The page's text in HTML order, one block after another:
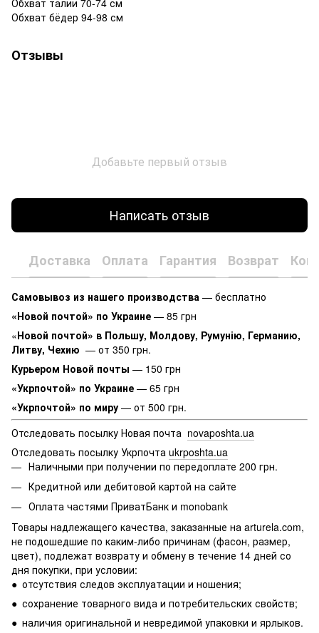
Обхват бёдер 94-98 см
Отзывы
Добавьте первый отзыв
Написать отзыв
Доставка Оплата Гарантия Возврат
Самовывоз из нашего производства — бесплатно
«Новой почтой» по Украине — 85 грн
«Новой почтой» в Польшу, Молдову, Румунію, Германию,
Литву, Чехию — от 350 грн.
Курьером Новой почты — 150 грн
«Укрпочтой» по Украине — 65 грн
«Укрпочтой» по миру — от 500 грн.
Отследовать посылку Новая почта novaposhta.ua
Отследовать посылку Укрпочта ukrposhta.ua
Наличными при получении по передоплате 200 грн.
Кредитной или дебитовой картой на сайте
Оплата частями ПриватБанк и monobank
Товары надлежащего качества, заказанные на arturela.com,
не подошедшие по каким-либо причинам (фасон, размер,
цвет), подлежат возврату и обмену в течение 14 дней со
дня покупки, при условии:
● отсутствия следов эксплуатации и ношения;
● сохранение товарного вида и потребительских свойств;
● наличия оригинальной и невредимой упаковки и ярлыков.